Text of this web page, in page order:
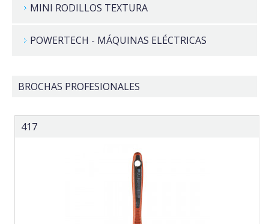
MINI RODILLOS TEXTURA
POWERTECH - MÁQUINAS ELÉCTRICAS
BROCHAS PROFESIONALES
417